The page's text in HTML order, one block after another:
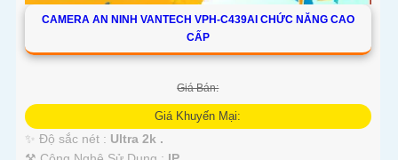
CAMERA AN NINH VANTECH VPH-C439AI CHỨC NĂNG CAO
CẤP
Giá Bán:
Giá Khuyến Mại:
✨ Độ sắc nét : Ultra 2k .